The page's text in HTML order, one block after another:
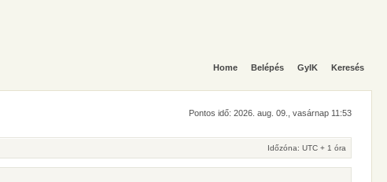
Home Belépés GyIK Keresés
Pontos idő: 2026. aug. 09., vasárnap 11:53
Időzóna: UTC + 1 óra